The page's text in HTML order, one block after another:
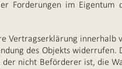
Forderungen im Eigentum
Vertragserklärung innerhalb
des Objekts widerrufen.
nicht Beförderer ist, die